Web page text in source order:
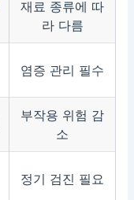
재료 종류에 따
라 다름
염증 관리 필수
부작용 위험 감
소
정기 검진 필요